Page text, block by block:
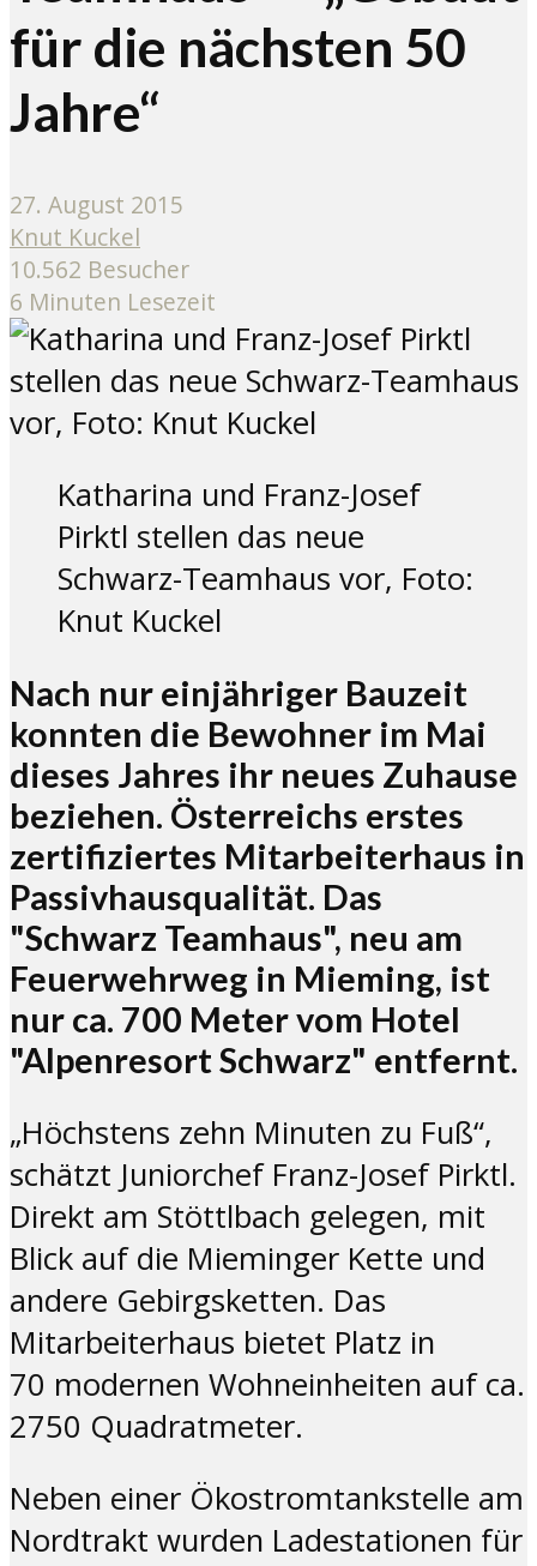
für die nächsten 50
Jahre“
27. August 2015
Knut Kuckel
10.562 Besucher
6 Minuten Lesezeit
Katharina und Franz-Josef
Pirktl stellen das neue
Schwarz-Teamhaus vor, Foto:
Knut Kuckel
Nach nur einjähriger Bauzeit
konnten die Bewohner im Mai
dieses Jahres ihr neues Zuhause
beziehen. Österreichs erstes
zertifiziertes Mitarbeiterhaus in
Passivhausqualität. Das
"Schwarz Teamhaus", neu am
Feuerwehrweg in Mieming, ist
nur ca. 700 Meter vom Hotel
"Alpenresort Schwarz" entfernt.
„Höchstens zehn Minuten zu Fuß“,
schätzt Juniorchef Franz-Josef Pirktl.
Direkt am Stöttlbach gelegen, mit
Blick auf die Mieminger Kette und
andere Gebirgsketten. Das
Mitarbeiterhaus bietet Platz in
70 modernen Wohneinheiten auf ca.
2750 Quadratmeter.
Neben einer Ökostromtankstelle am
Nordtrakt wurden Ladestationen für